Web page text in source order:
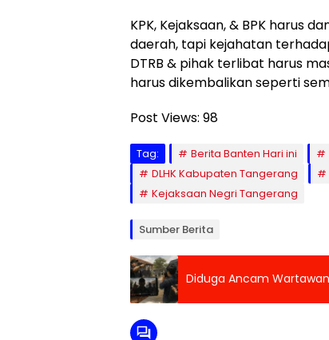
KPK, Kejaksaan, & BPK harus
daerah, tapi kejahatan
DTRB & pihak terlibat harus
harus dikembalikan seperti
Post Views: 98
Tag: Berita Banten Hari ini
DLHK Kabupaten Tangerang
Kejaksaan Negri Tangerang
Sumber Berita
Diduga Ancam